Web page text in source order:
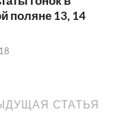
поляне 13, 14
СТАТЬЯ